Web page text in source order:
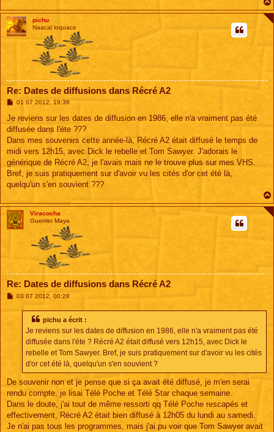
pichu
Naacal loquace
Re: Dates de diffusions dans Récré A2
M
s
a
g
01 07 2012, 19:36
Je reviens sur les dates de diffusion en 1986, elle n'a vraiment pas été
diffusée dans l'éte ???
Dans mes souvenirs cette année-là, Récré A2 était diffusé le temps de
midi vers 12h15, avec Dick le rebelle et Tom Sawyer. J'adorais le
générique de Récré A2, je l'avais mais ne le trouve plus sur mes VHS.
Bref, je suis pratiquement sur d'avoir vu les cités d'or cet été là,
quelqu'un s'en souvient ???
Viracocha
Guerrier Maya
Re: Dates de diffusions dans Récré A2
M03 07 2012, 00:28
pichu a écrit :
Je reviens sur les dates de diffusion en 1986, elle n'a vraiment pas été
diffusée dans l'éte ? Récré A2 était diffusé vers 12h15, avec Dick le
rebelle et Tom Sawyer. Bref, je suis pratiquement sur d'avoir vu les cités
d'or cet été là, quelqu'un s'en souvient ?
De souvenir non et je pense que si ça avait été diffusé, je m'en serai
rendu compte, je lisai Télé Poche et Télé Star chaque semaine.
Dans le doute, j'ai tout de même ressorti qq Télé Poche rescapés et
effectivement, Récré A2 était bien diffusé à 12h05 du lundi au samedi.
Je n'ai pas tous les programmes, mais j'ai pu voir que Tom Sawyer avait